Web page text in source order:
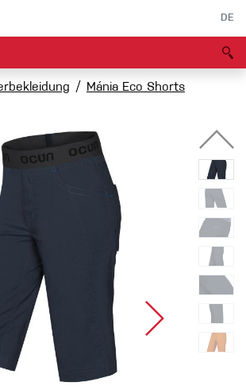
DE
Mánia Eco Shorts